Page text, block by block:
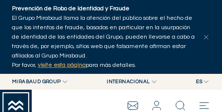
Skip to main content
Prevención de Robo de Identidad y Fraude
El Grupo Mirabaud llama la atención del público sobre el hecho de
que los intentos de fraude, basados en particular en la usurpación
de identidad de las entidades del Grupo, pueden llevarse a cabo a
través de, por ejemplo, sitios web que falsamente afirman estar
afiliados al Grupo Mirabaud.
Por favor, visite esta páginapara más detalles.
MIRABAUD GROUP
MIRABAUD ASSET MANAGEMENT
INTERNACIONAL ES
FR
Inicio